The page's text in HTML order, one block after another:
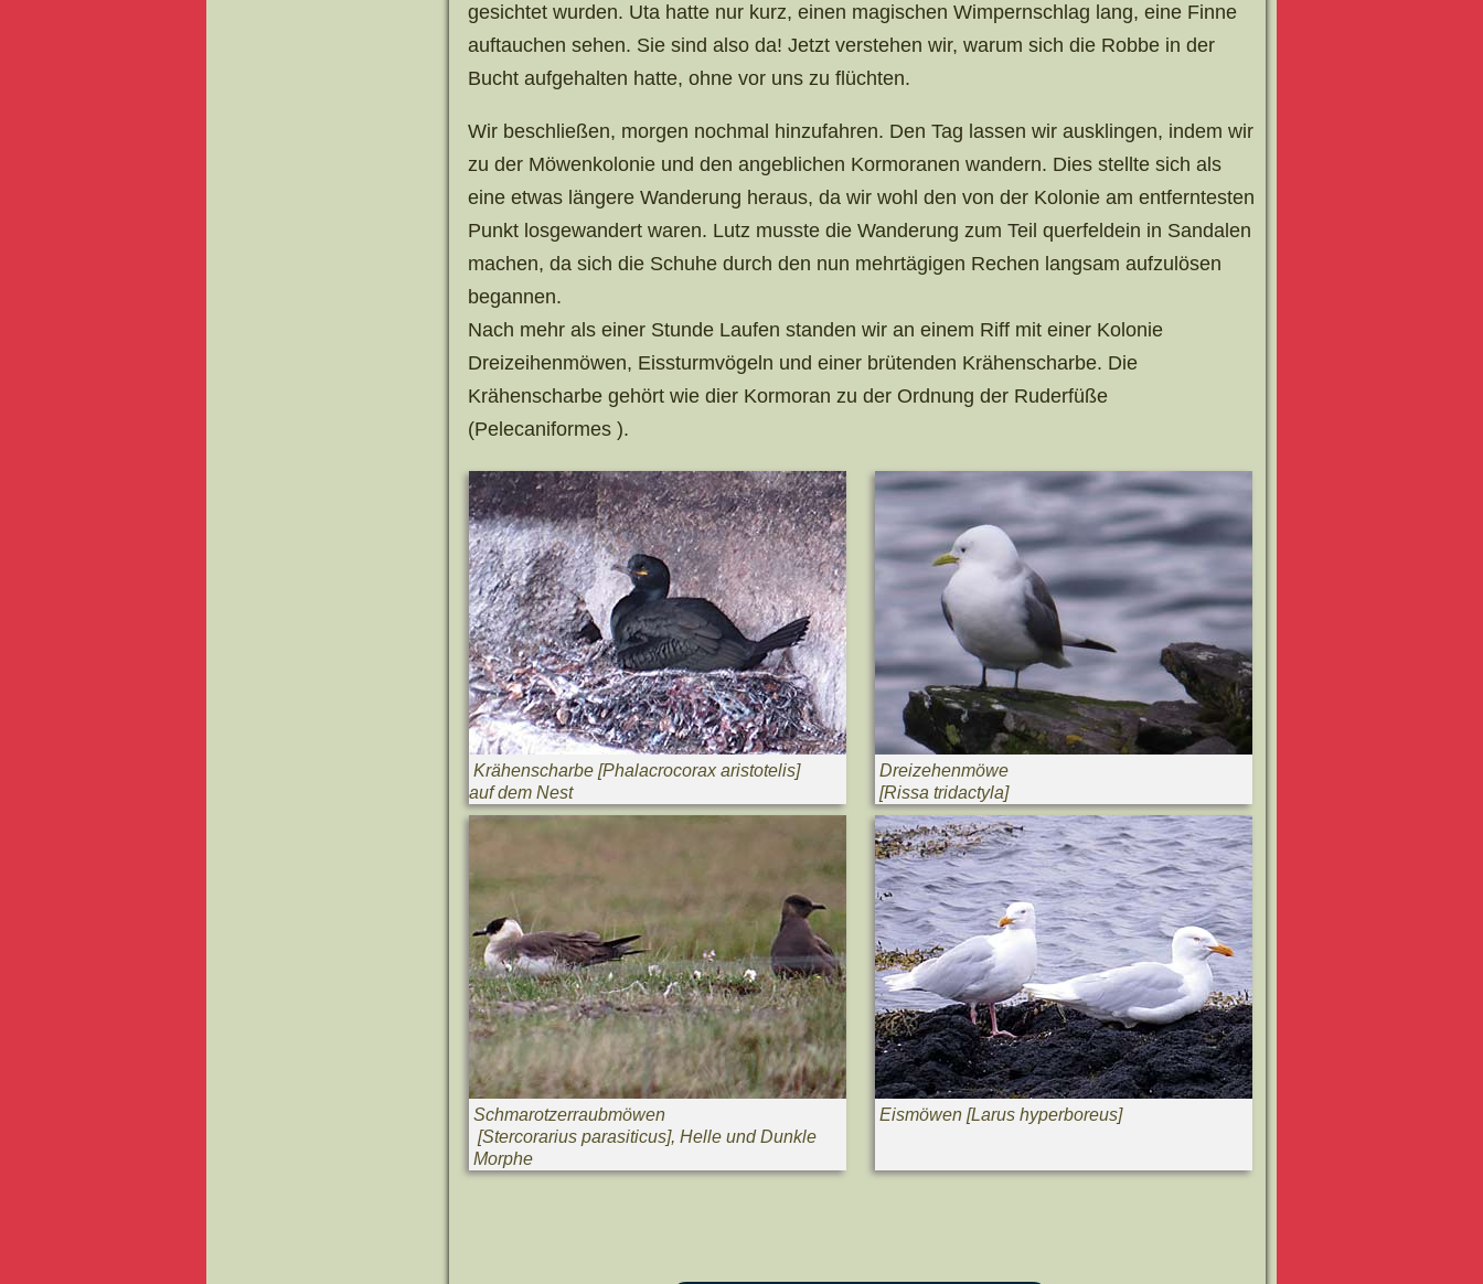
gesichtet wurden. Uta hatte nur kurz, einen magischen Wimpernschlag lang, eine Finne
auftauchen sehen. Sie sind also da! Jetzt verstehen wir, warum sich die Robbe in der
Bucht aufgehalten hatte, ohne vor uns zu flüchten.
Wir beschließen, morgen nochmal hinzufahren. Den Tag lassen wir ausklingen, indem wir
zu der Möwenkolonie und den angeblichen Kormoranen wandern. Dies stellte sich als
eine etwas längere Wanderung heraus, da wir wohl den von der Kolonie am entferntesten
Punkt losgewandert waren. Lutz musste die Wanderung zum Teil querfeldein in Sandalen
machen, da sich die Schuhe durch den nun mehrtägigen Rechen langsam aufzulösen
begannen.
Nach mehr als einer Stunde Laufen standen wir an einem Riff mit einer Kolonie
Dreizeihenmöwen, Eissturmvögeln und einer brütenden Krähenscharbe. Die
Krähenscharbe gehört wie dier Kormoran zu der Ordnung der Ruderfüße
(Pelecaniformes ).
Krähenscharbe [Phalacrocorax aristotelis]
auf dem Nest
Dreizehenmöwe
[Rissa tridactyla]
Schmarotzerraubmöwen
[Stercorarius parasiticus], Helle und Dunkle
Morphe
Eismöwen [Larus hyperboreus]